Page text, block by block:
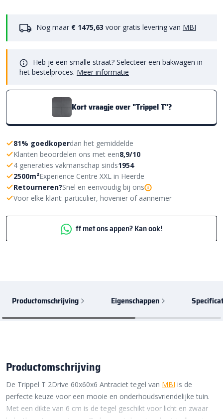
Nog maar € 1475,63 voor gratis levering van MBI
Heb je een smalle straat? Selecteer een bakwagen in
het bestelproces. Meer informatie
Kort vraagje over "Trippel T"?
81% goedkoperdan het gemiddelde
Klanten beoordelen ons met een8,9/10
4 generaties vakmanschap sinds1954
2500m²Experience Centre XXL in Heerde
Retourneren?Snel en eenvoudig bij ons
Voor elke klant: particulier, hovenier of aannemer
ff met ons appen? Kan ook!
Productomschrijving Eigenschappen
Productomschrijving
De Trippel T 2Drive 60x60x6 Antraciet tegel van MBI is de
perfecte keuze voor een mooie en onderhoudsvriendelijke tuin.
Met een dikte van 6 cm is de tegel geschikt voor licht en zwaar